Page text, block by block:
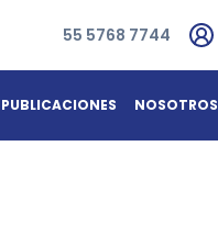
55 5768 7744
PUBLICACIONES NOSOTROS